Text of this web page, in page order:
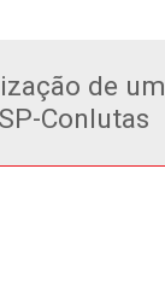
de
Conlutas